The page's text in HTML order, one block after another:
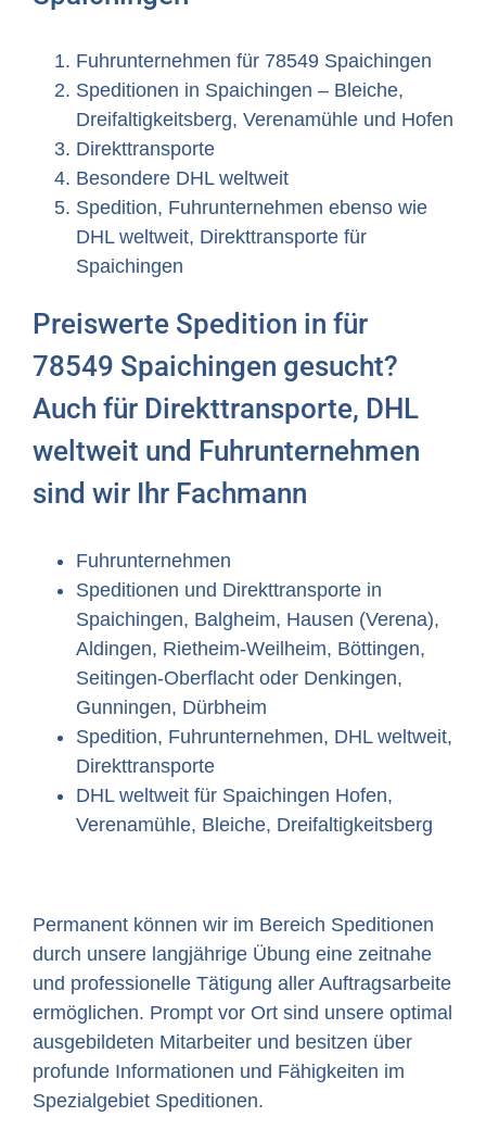
Fuhrunternehmen für 78549 Spaichingen
Speditionen in Spaichingen – Bleiche,
Dreifaltigkeitsberg, Verenamühle und Hofen
Direkttransporte
Besondere DHL weltweit
Spedition, Fuhrunternehmen ebenso wie
DHL weltweit, Direkttransporte für
Spaichingen
Preiswerte Spedition in für
78549 Spaichingen gesucht?
Auch für Direkttransporte, DHL
weltweit und Fuhrunternehmen
sind wir Ihr Fachmann
Fuhrunternehmen
Speditionen und Direkttransporte in
Spaichingen, Balgheim, Hausen (Verena),
Aldingen, Rietheim-Weilheim, Böttingen,
Seitingen-Oberflacht oder Denkingen,
Gunningen, Dürbheim
Spedition, Fuhrunternehmen, DHL weltweit,
Direkttransporte
DHL weltweit für Spaichingen Hofen,
Verenamühle, Bleiche, Dreifaltigkeitsberg
Permanent können wir im Bereich Speditionen
durch unsere langjährige Übung eine zeitnahe
und professionelle Tätigung aller Auftragsarbeite
ermöglichen. Prompt vor Ort sind unsere optimal
ausgebildeten Mitarbeiter und besitzen über
profunde Informationen und Fähigkeiten im
Spezialgebiet Speditionen.